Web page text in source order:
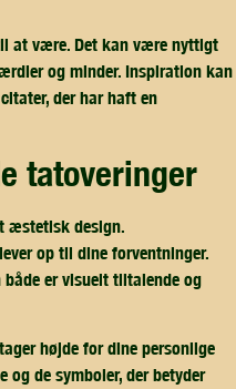
at være. Det kan være nyttigt
og minder. Inspiration kan
der har haft en
tatoveringer
æstetisk design.
op til dine forventninger.
er visuelt tiltalende og
højde for dine personlige
de symboler, der betyder